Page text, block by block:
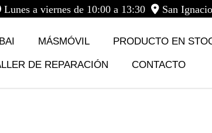
Lunes a viernes de 10:00 a 13:30 San
MÁSMÓVIL PRODUCTO EN
DE REPARACIÓN CONTACTO